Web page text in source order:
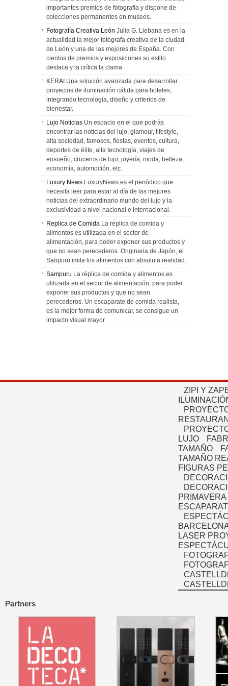
importantes premios de fotografía y dispone de
colecciones permanentes en museos.
Fotografía Creativa León Julia G. Liebana es en la
actualidad la mejor fotógrafa creativa de la ciudad
de León y una de las mejores de España. Con
cientos de premios y exposiciones su estilo
destaca y la crítica la clama.
KERAI Una solución avanzada para desarrollar
proyectos de iluminación cálida para hoteles,
integrando tecnología, diseño y criterios de
bienestar.
Lujo Noticias Un espacio en el que podrás
encontrar las noticias del lujo, glamour, lifestyle,
alta sociedad, famosos, fiestas, eventos, cultura,
deportes de élite, alta tecnología, viajes de
ensueño, cruceros de lujo, joyería, moda, belleza,
economía, automoción, etc.
Luxury News LuxuryNews es el periódico que
necesita leer para estar al día de las mejores
noticias del extraordinario mundo del lujo y la
exclusividad a nivel nacional e internacional.
Replica de Comida La réplica de comida y
alimentos es utilizada en el sector de
alimentación, para poder exponer sus productos y
que no sean perecederos. Originaria de Japón, el
Sanpuru imita los alimentos con absoluta realidad.
Sampuru La réplica de comida y alimentos es
utilizada en el sector de alimentación, para poder
exponer sus productos y que no sean
perecederos. Un escaparate de comida realista,
es la mejor forma de comunicar, se consigue un
impacto visual mayor.
ZIPI Y
LUJO
TAMAÑO
TAMAÑO
FIGURAS
PRIMAVERA
LASER
Partners